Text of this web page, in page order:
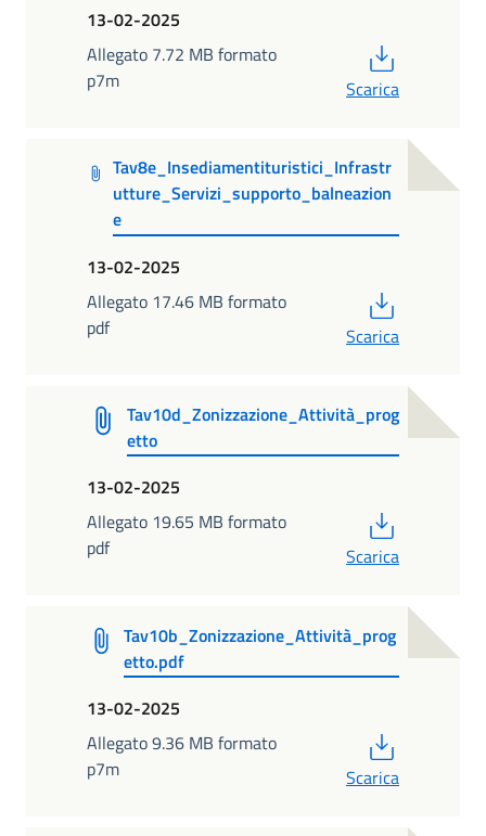
13-02-2025
Allegato 7.72 MB formato
p7m
Scarica
Tav8e_Insediamentituristici_Infrastr
utture_Servizi_supporto_balneazion
e
13-02-2025
Allegato 17.46 MB formato
pdf
Scarica
Tav10d_Zonizzazione_Attività_prog
etto
13-02-2025
Allegato 19.65 MB formato
pdf
Scarica
Tav10b_Zonizzazione_Attività_prog
etto.pdf
13-02-2025
Allegato 9.36 MB formato
p7m
Scarica